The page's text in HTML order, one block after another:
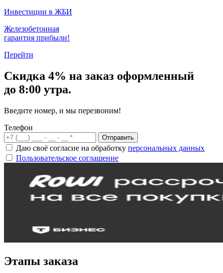
Инвестиции в ЖБИ
Железобетонная
гарантия прибыли!
Перейти
Скидка 4% на заказ оформленный
до 8:00 утра.
Введите номер, и мы перезвоним!
Телефон
Отправить
Даю своё согласие на обработку персональных данных
Пользовательское соглашение
Этапы заказа